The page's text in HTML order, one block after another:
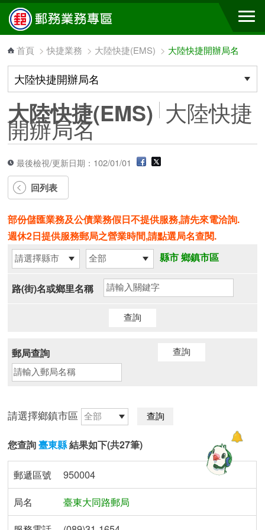
跳到主要內容區塊
首頁 >快捷業務 > 大陸快捷(EMS) > 大陸快捷開辦局名
大陸快捷(EMS) 大陸快捷
開辦局名
最後檢視/更新日期：102/01/01
回列表
部份儲匯業務及公債業務假日不提供服務,請先來電洽詢.
週休2日提供服務郵局之營業時間,請點選局名查閱.
縣市鄉鎮市區
路(街)名或鄉里名稱
郵局查詢
請選擇鄉鎮市區
您查詢臺東縣結果如下(共27筆)
郵遞區號
950004
局名
臺東大同路郵局